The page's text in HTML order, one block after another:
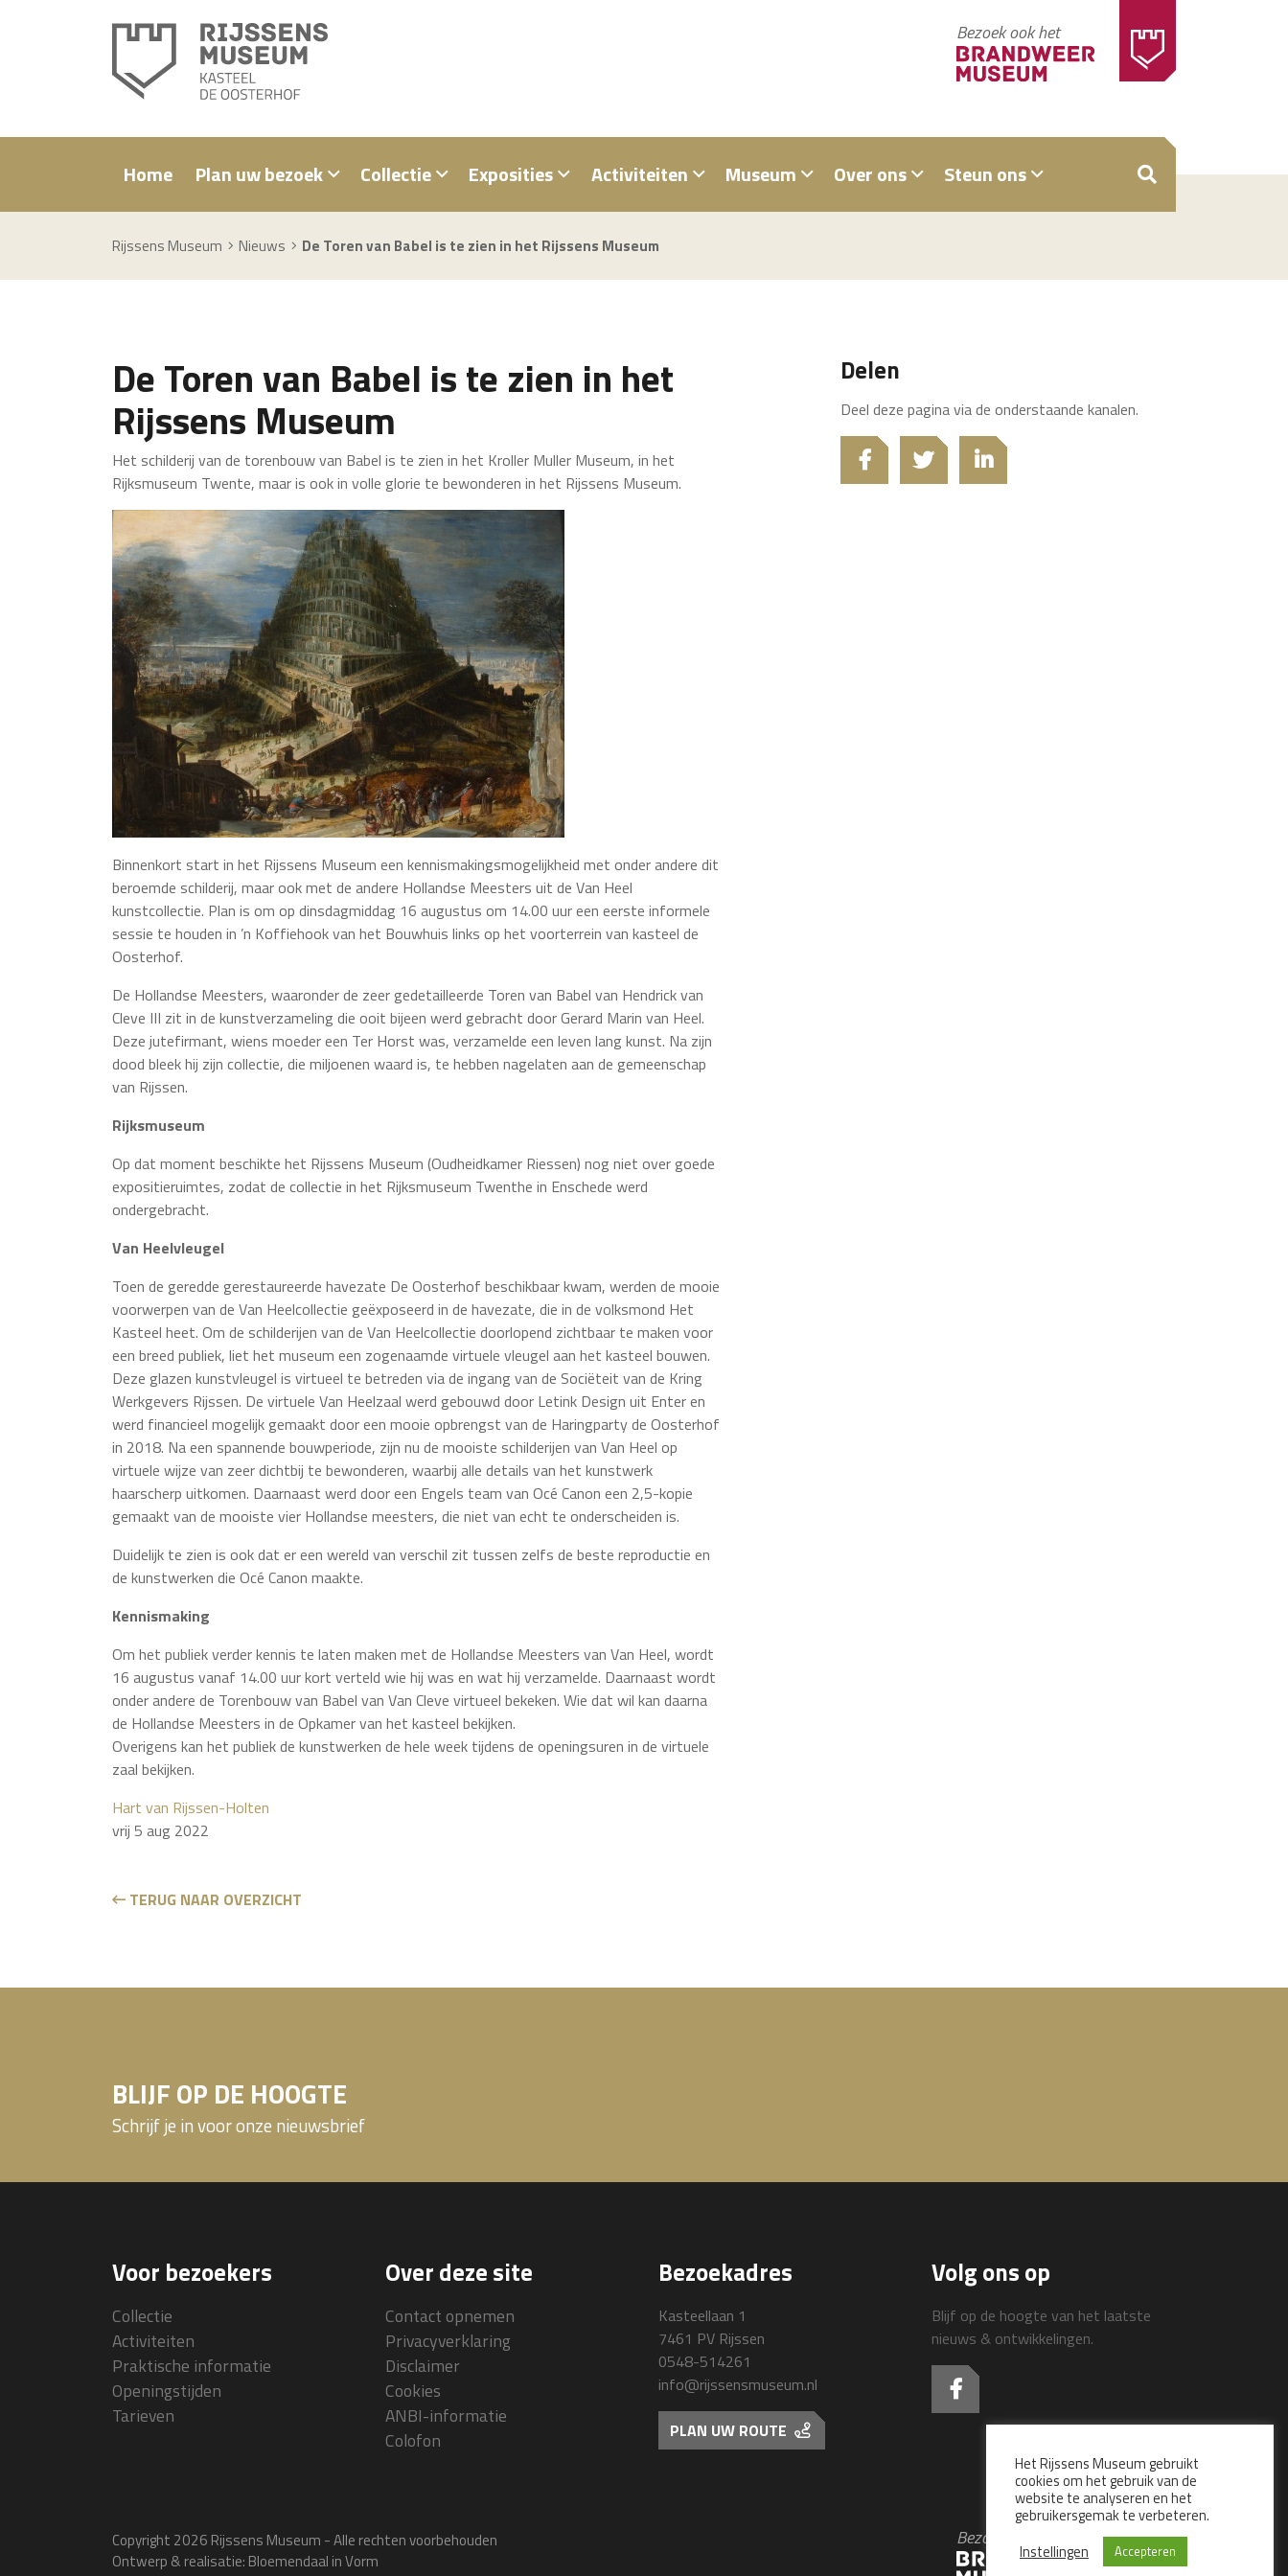
Bezoek ook het
Home Plan uw bezoek Collectie Exposities Activiteiten Museum Over ons Steun ons ZOEKEN
Rijssens Museum Nieuws De Toren van Babel is te zien in het Rijssens Museum
De Toren van Babel is te zien in het
Rijssens Museum
Het schilderij van de torenbouw van Babel is te zien in het Kroller Muller Museum, in het
Rijksmuseum Twente, maar is ook in volle glorie te bewonderen in het Rijssens Museum.
Binnenkort start in het Rijssens Museum een kennismakingsmogelijkheid met onder andere dit
beroemde schilderij, maar ook met de andere Hollandse Meesters uit de Van Heel
kunstcollectie. Plan is om op dinsdagmiddag 16 augustus om 14.00 uur een eerste informele
sessie te houden in ’n Koffiehook van het Bouwhuis links op het voorterrein van kasteel de
Oosterhof.
De Hollandse Meesters, waaronder de zeer gedetailleerde Toren van Babel van Hendrick van
Cleve III zit in de kunstverzameling die ooit bijeen werd gebracht door Gerard Marin van Heel.
Deze jutefirmant, wiens moeder een Ter Horst was, verzamelde een leven lang kunst. Na zijn
dood bleek hij zijn collectie, die miljoenen waard is, te hebben nagelaten aan de gemeenschap
van Rijssen.
Rijksmuseum
Op dat moment beschikte het Rijssens Museum (Oudheidkamer Riessen) nog niet over goede
expositieruimtes, zodat de collectie in het Rijksmuseum Twenthe in Enschede werd
ondergebracht.
Van Heelvleugel
Toen de geredde gerestaureerde havezate De Oosterhof beschikbaar kwam, werden de mooie
voorwerpen van de Van Heelcollectie geëxposeerd in de havezate, die in de volksmond Het
Kasteel heet. Om de schilderijen van de Van Heelcollectie doorlopend zichtbaar te maken voor
een breed publiek, liet het museum een zogenaamde virtuele vleugel aan het kasteel bouwen.
Deze glazen kunstvleugel is virtueel te betreden via de ingang van de Sociëteit van de Kring
Werkgevers Rijssen. De virtuele Van Heelzaal werd gebouwd door Letink Design uit Enter en
werd financieel mogelijk gemaakt door een mooie opbrengst van de Haringparty de Oosterhof
in 2018. Na een spannende bouwperiode, zijn nu de mooiste schilderijen van Van Heel op
virtuele wijze van zeer dichtbij te bewonderen, waarbij alle details van het kunstwerk
haarscherp uitkomen. Daarnaast werd door een Engels team van Océ Canon een 2,5-kopie
gemaakt van de mooiste vier Hollandse meesters, die niet van echt te onderscheiden is.
Duidelijk te zien is ook dat er een wereld van verschil zit tussen zelfs de beste reproductie en
de kunstwerken die Océ Canon maakte.
Kennismaking
Om het publiek verder kennis te laten maken met de Hollandse Meesters van Van Heel, wordt
16 augustus vanaf 14.00 uur kort verteld wie hij was en wat hij verzamelde. Daarnaast wordt
onder andere de Torenbouw van Babel van Van Cleve virtueel bekeken. Wie dat wil kan daarna
de Hollandse Meesters in de Opkamer van het kasteel bekijken.
Overigens kan het publiek de kunstwerken de hele week tijdens de openingsuren in de virtuele
zaal bekijken.
Hart van Rijssen-Holten
vrij 5 aug 2022
TERUG NAAR OVERZICHT
Delen
Deel deze pagina via de onderstaande kanalen.
BLIJF OP DE HOOGTE
Schrijf je in voor onze nieuwsbrief
Voor bezoekers
Collectie
Activiteiten
Praktische informatie
Openingstijden
Tarieven
Over deze site
Contact opnemen
Privacyverklaring
Disclaimer
Cookies
ANBI-informatie
Colofon
Bezoekadres
Kasteellaan 1
7461 PV Rijssen
0548-514261
info@rijssensmuseum.nl
PLAN UW ROUTE
Volg ons op
Blijf op de hoogte van het laatste
nieuws & ontwikkelingen.
Copyright 2026 Rijssens Museum - Alle rechten voorbehouden
Ontwerp & realisatie: Bloemendaal in Vorm
Bezoek ook het
Het Rijssens Museum gebruikt
cookies om het gebruik van de
website te analyseren en het
gebruikersgemak te verbeteren.
Instellingen
Accepteren